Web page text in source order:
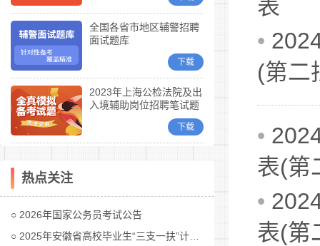
全国各省市地区辅警招聘
面试题库
下载
2023年上海公检法院及出
入境辅助岗位招聘笔试题
下载
热点关注
2026年国家公务员考试公告
2025年安徽省高校毕业生“三支一扶”计划招募公告
表
•
(第二
•
表(第
•
表(第